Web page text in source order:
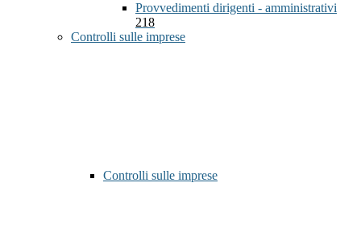
Provvedimenti dirigenti - amministrativi
218
Controlli sulle imprese
Controlli sulle imprese